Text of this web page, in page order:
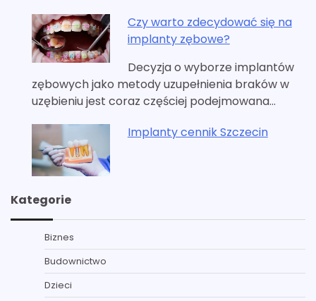
Czy warto zdecydować się na
implanty zębowe?
Decyzja o wyborze implantów
zębowych jako metody uzupełnienia braków w
uzębieniu jest coraz częściej podejmowana…
Implanty cennik Szczecin
Kategorie
Biznes
Budownictwo
Dzieci